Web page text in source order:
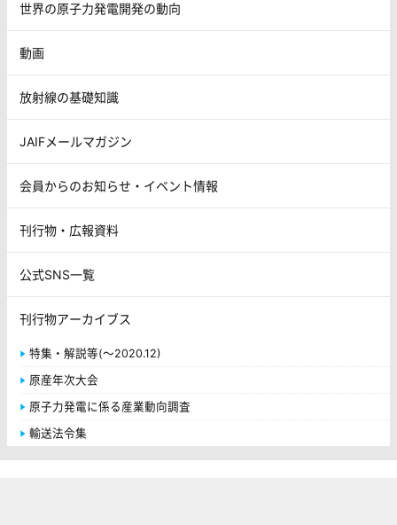
世界の原子力発電開発の動向
動画
放射線の基礎知識
JAIFメールマガジン
会員からのお知らせ・イベント情報
刊行物・広報資料
公式SNS一覧
刊行物アーカイブス
特集・解説等(～2020.12)
原産年次大会
原子力発電に係る産業動向調査
輸送法令集